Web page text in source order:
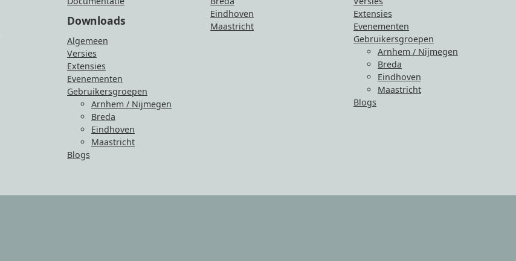
Downloads
Algemeen
Versies
Extensies
Evenementen
Gebruikersgroepen
Arnhem / Nijmegen
Breda
Eindhoven
Maastricht
Blogs
Eindhoven
Maastricht
Extensies
Evenementen
Gebruikersgroepen
Arnhem / Nijmegen
Breda
Eindhoven
Maastricht
Blogs